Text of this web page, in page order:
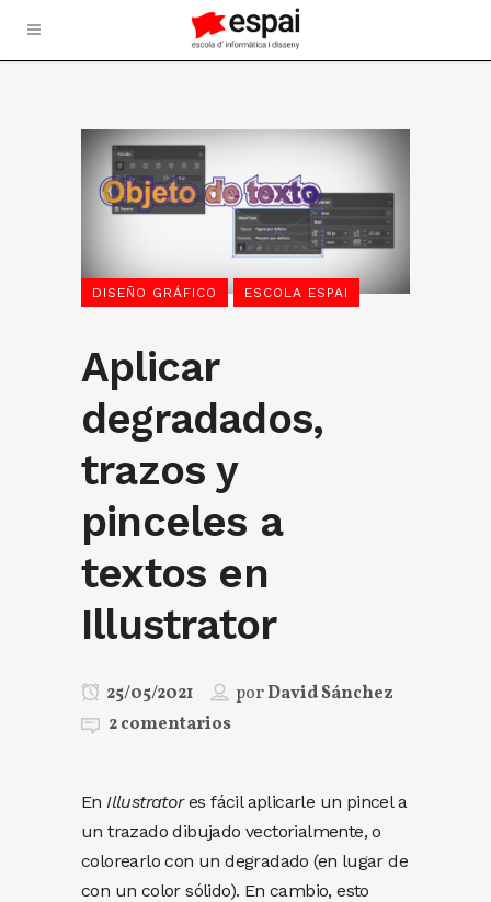
DISEÑO GRÁFICO ESCOLA ESPAI
Aplicar
degradados,
trazos y
pinceles a
textos en
Illustrator
25/05/2021 porDavid Sánchez
2 comentarios
EnIllustratores fácil aplicarle un pincel a
un trazado dibujado vectorialmente, o
colorearlo con un degradado (en lugar de
con un color sólido). En cambio, esto